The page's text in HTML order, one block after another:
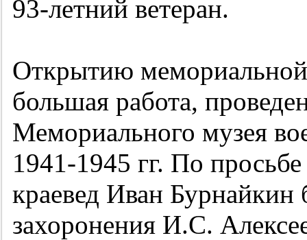
93-летний ветеран.
Открытию
большая работа,
Мемориального музея
1941-1945 гг. По
краевед Иван Бурнайкин
захоронения И.С.